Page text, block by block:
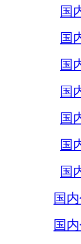
国
国
国
国
国
国
国
国
国